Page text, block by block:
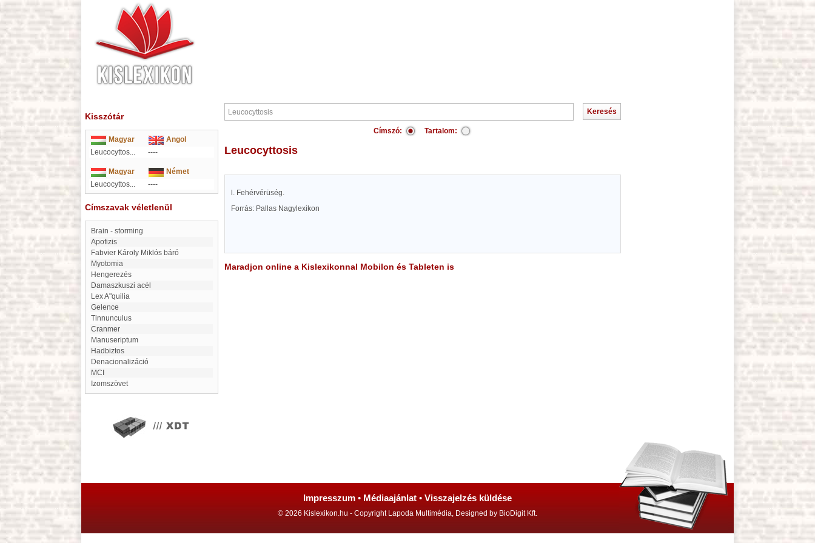
Kisszótár
Magyar
Angol
Leucocyttos...
----
Magyar
Német
Leucocyttos...
----
Címszavak véletlenül
Brain - storming
Apofizis
Fabvier Károly Miklós báró
myotomia
Hengerezés
Damaszkuszi acél
Lex A"quilia
Gelence
Tinnunculus
Cranmer
Manuseriptum
Hadbiztos
denacionalizáció
MCI
Izomszövet
Címszó: Tartalom:
Leucocyttosis
l. Fehérvérüség.
Forrás: Pallas Nagylexikon
Maradjon online a Kislexikonnal Mobilon és Tableten is
Impresszum • Médiaajánlat • Visszajelzés küldése
© 2026 Kislexikon.hu - Copyright Lapoda Multimédia, Designed by BioDigit Kft.